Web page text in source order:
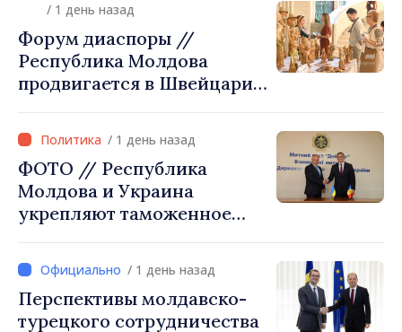
утвердил окончательное
решение
/ 1 день назад
Форум диаспоры //
Республика Молдова
продвигается в Швейцарии
и экспорт
/ 1 день назад
ФОТО // Республика
Молдова и Украина
укрепляют таможенное
обеспечения безопасности
границы и европейской
интеграции. Встреча в
Могилёв-Подольском
/ 1 день назад
Перспективы молдавско-
турецкого сотрудничества